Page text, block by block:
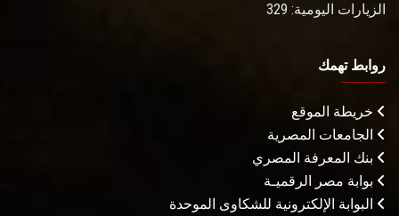
الزيارات اليومية: 329
روابط تهمك
خريطة الموقع
الجامعات المصرية
بنك المعرفة المصري
بوابة مصر الرقميـة
البوابة الإلكترونية للشكاوى الموحدة